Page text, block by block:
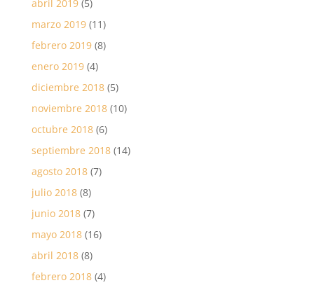
abril 2019(5)
marzo 2019(11)
febrero 2019(8)
enero 2019(4)
diciembre 2018(5)
noviembre 2018(10)
octubre 2018(6)
septiembre 2018(14)
agosto 2018(7)
julio 2018(8)
junio 2018(7)
mayo 2018(16)
abril 2018(8)
febrero 2018(4)